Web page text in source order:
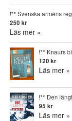
!** Svenska arméns
250 kr
Läs mer »
!** Knaurs
120 kr
Läs mer »
!** Den
95 kr
Läs mer »